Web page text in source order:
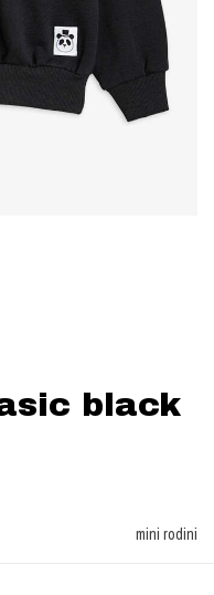
black
mini rodini